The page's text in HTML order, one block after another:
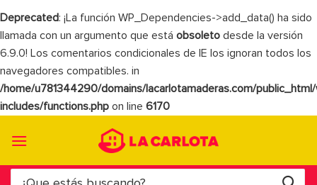
Deprecated: ¡La función WP_Dependencies->add_data() ha sido
llamada con un argumento que está obsoleto desde la versión
6.9.0! Los comentarios condicionales de IE los ignoran todos los
navegadores compatibles. in
/home/u781344290/domains/lacarlotamaderas.com/
includes/functions.php on line 6170
Buscar